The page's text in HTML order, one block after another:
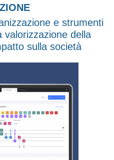
e strumenti
valorizzazione della
sulla società